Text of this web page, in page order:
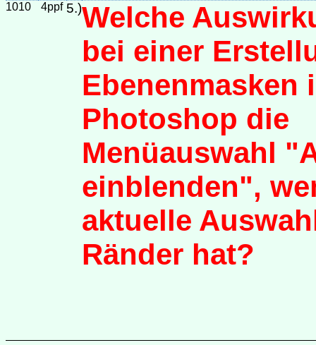
1010 4ppf 5.)Welche
bei einer
Ebenenmasken
Photoshop die
Menüauswahl
einblenden",
aktuelle
Ränder hat?